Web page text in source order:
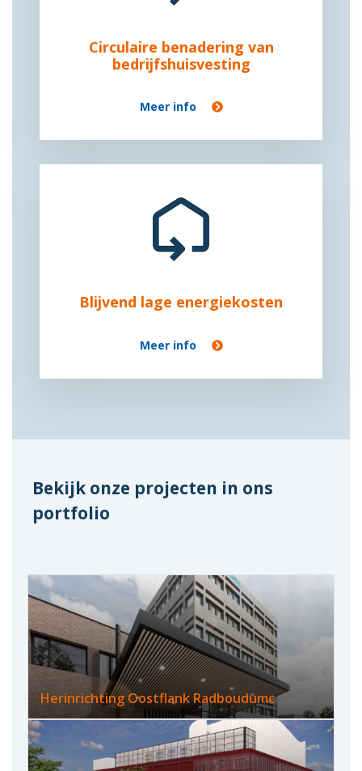
Circulaire benadering van
bedrijfshuisvesting
Meer info
Blijvend lage energiekosten
Meer info
Bekijk onze projecten in ons
portfolio
Herinrichting Oostflank Radboudumc